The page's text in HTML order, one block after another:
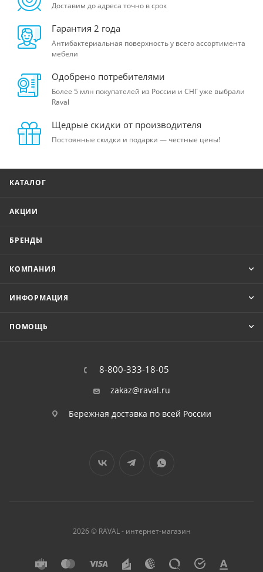
Доставим до адреса точно в срок
Гарантия 2 года
Антибактериальная поверхность у всего ассортимента
мебели
Одобрено потребителями
Более 5 млн покупателей из России и СНГ уже выбрали
Raval
Щедрые скидки от производителя
Постоянные скидки и подарки — честные цены!
КАТАЛОГ
АКЦИИ
БРЕНДЫ
КОМПАНИЯ
ИНФОРМАЦИЯ
ПОМОЩЬ
8-800-333-18-05
zakaz@raval.ru
Бережная доставка по всей России
2026 © RAVAL - интернет-магазин